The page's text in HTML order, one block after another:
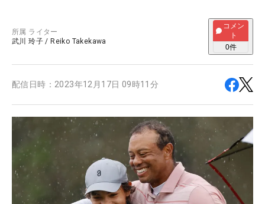
所属 ライター
武川 玲子 / Reiko Takekawa
コメン
ト
0件
配信日時： 2023年12月17日 09時11分